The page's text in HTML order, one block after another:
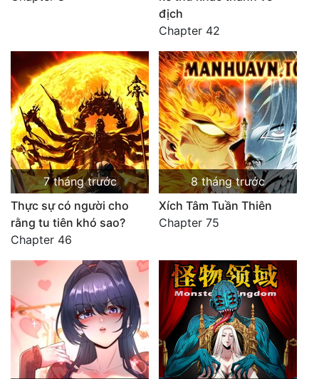
địch
Chapter 42
7 tháng trước
Thực sự có người cho
rằng tu tiên khó sao?
Chapter 46
8 tháng trước
Xích Tâm Tuần Thiên
Chapter 75